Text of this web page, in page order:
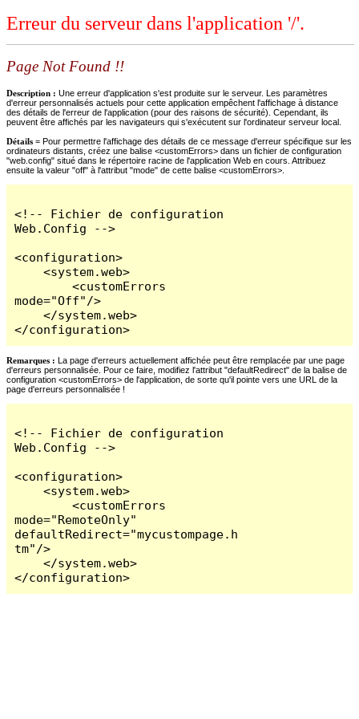
Erreur du serveur dans l'application '/'.
Page Not Found !!
Description : Une erreur d'application s'est produite sur le serveur. Les paramètres
d'erreur personnalisés actuels pour cette application empêchent l'affichage à distance
des détails de l'erreur de l'application (pour des raisons de sécurité). Cependant, ils
peuvent être affichés par les navigateurs qui s'exécutent sur l'ordinateur serveur local.
Détails = Pour permettre l'affichage des détails de ce message d'erreur spécifique sur les
ordinateurs distants, créez une balise <customErrors> dans un fichier de configuration
"web.config" situé dans le répertoire racine de l'application Web en cours. Attribuez
ensuite la valeur "off" à l'attribut "mode" de cette balise <customErrors>.
<!-- Fichier de configuration
Web.Config -->
<configuration>
    <system.web>
        <customErrors
mode="Off"/>
    </system.web>
</configuration>
Remarques : La page d'erreurs actuellement affichée peut être remplacée par une page
d'erreurs personnalisée. Pour ce faire, modifiez l'attribut "defaultRedirect" de la balise de
configuration <customErrors> de l'application, de sorte qu'il pointe vers une URL de la
page d'erreurs personnalisée !
<!-- Fichier de configuration
Web.Config -->
<configuration>
    <system.web>
        <customErrors
mode="RemoteOnly"
defaultRedirect="mycustompage.h
tm"/>
    </system.web>
</configuration>